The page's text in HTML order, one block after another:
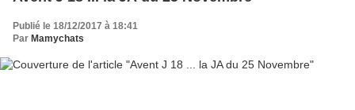
Publié le 18/12/2017 à 18:41
Par Mamychats